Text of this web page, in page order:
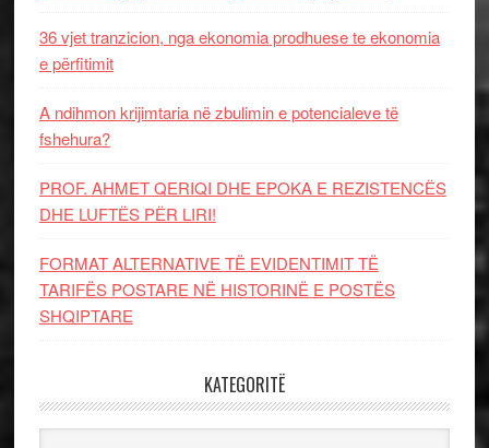
36 vjet tranzicion, nga ekonomia prodhuese te ekonomia
e përfitimit
A ndihmon krijimtaria në zbulimin e potencialeve të
fshehura?
PROF. AHMET QERIQI DHE EPOKA E REZISTENCЁS
DHE LUFTЁS PЁR LIRI!
FORMAT ALTERNATIVE TË EVIDENTIMIT TË
TARIFËS POSTARE NË HISTORINË E POSTËS
SHQIPTARE
KATEGORITË